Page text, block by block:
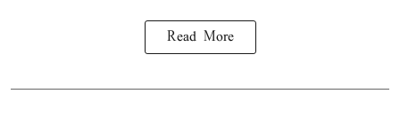
Read More